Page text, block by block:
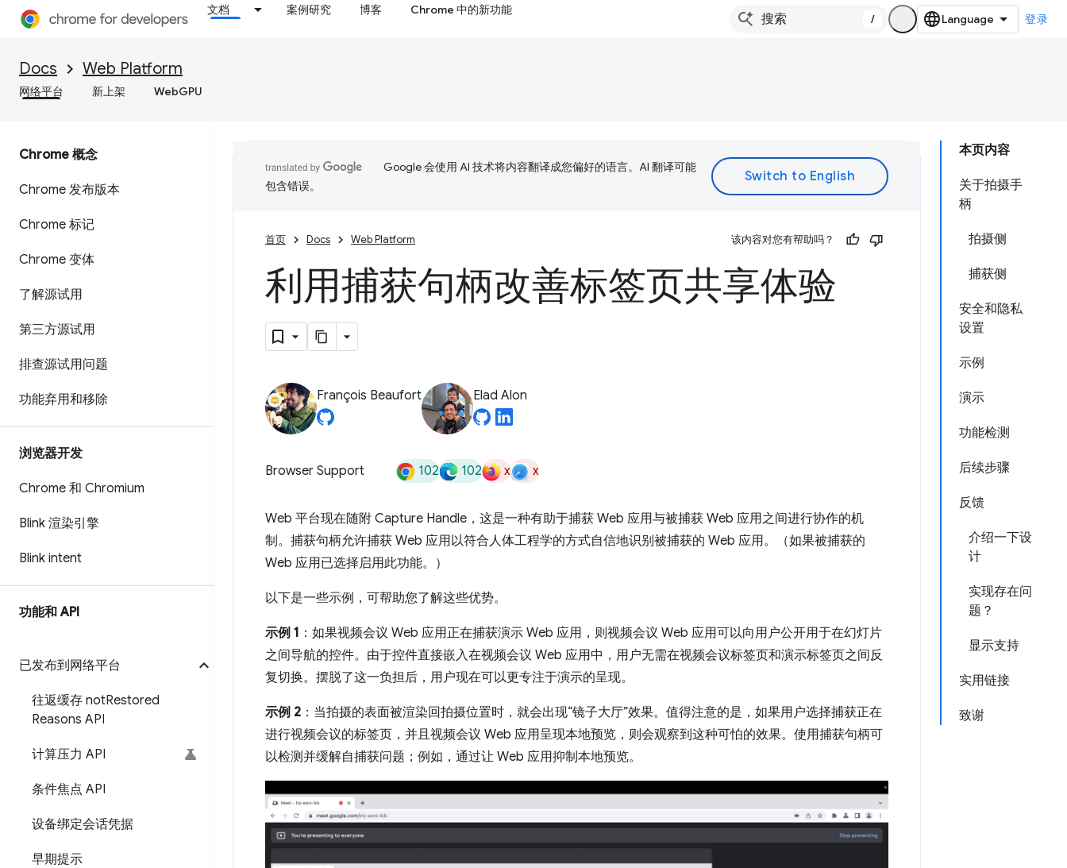
文档 案例研究 博客 Chrome 中的新功能
/ 登录
Docs Web Platform
网络平台 新上架 WebGPU
Chrome 概念
Chrome 发布版本
Chrome 标记
Chrome 变体
了解源试用
第三方源试用
排查源试用问题
功能弃用和移除
浏览器开发
Chrome 和 Chromium
Blink 渲染引擎
Blink intent
功能和 API
已发布到网络平台
往返缓存 notRestored
Reasons API
计算压力 API
条件焦点 API
设备绑定会话凭据
早期提示
本页内容
关于拍摄手
柄
拍摄侧
捕获侧
安全和隐私
设置
示例
演示
功能检测
后续步骤
反馈
介绍一下设
计
实现存在问
题？
显示支持
实用链接
致谢
Google 会使用 AI 技术将内容翻译成您偏好的语言。AI 翻译可能
包含错误。
首页 Docs Web Platform 该内容对您有帮助吗？
利用捕获句柄改善标签页共享体验
François Beaufort Elad Alon
Browser Support 102 102 x x
Web 平台现在随附 Capture Handle，这是一种有助于捕获 Web 应用与被捕获 Web 应用之间进行协作的机
制。捕获句柄允许捕获 Web 应用以符合人体工程学的方式自信地识别被捕获的 Web 应用。（如果被捕获的
Web 应用已选择启用此功能。）
以下是一些示例，可帮助您了解这些优势。
示例 1 ：如果视频会议 Web 应用正在捕获演示 Web 应用，则视频会议 Web 应用可以向用户公开用于在幻灯片
之间导航的控件。由于控件直接嵌入在视频会议 Web 应用中，用户无需在视频会议标签页和演示标签页之间反
复切换。摆脱了这一负担后，用户现在可以更专注于演示的呈现。
示例 2 ：当拍摄的表面被渲染回拍摄位置时，就会出现“镜子大厅”效果。值得注意的是，如果用户选择捕获正在
进行视频会议的标签页，并且视频会议 Web 应用呈现本地预览，则会观察到这种可怕的效果。使用捕获句柄可
以检测并缓解自捕获问题；例如，通过让 Web 应用抑制本地预览。